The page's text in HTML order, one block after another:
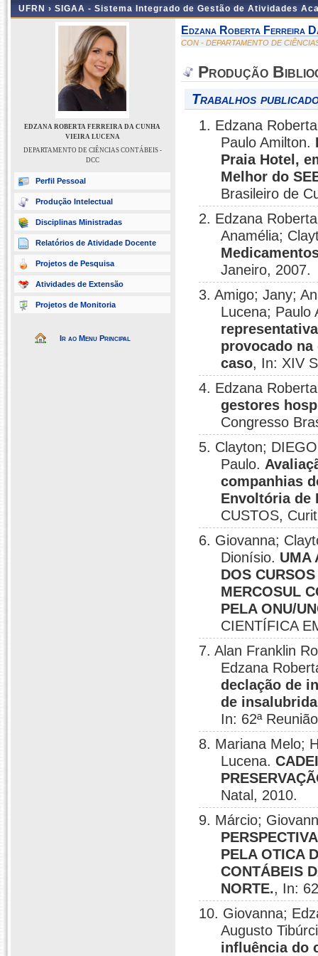
UFRN › SIGAA - Sistema Integrado de Gestão de Atividades
EDZANA ROBERTA FERREIRA DA CUNHA
VIEIRA LUCENA
DEPARTAMENTO DE CIÊNCIAS CONTÁBEIS -
DCC
Perfil Pessoal
Produção Intelectual
Disciplinas Ministradas
Relatórios de Atividade Docente
Projetos de Pesquisa
Atividades de Extensão
Projetos de Monitoria
Ir ao Menu Principal
Edzana Roberta Ferreira
CON - DEPARTAMENTO DE
Produção
Trabalhos
1. Edzana
Paulo Amilton.
Praia Hotel,
Melhor do
Brasileiro de
2. Edzana
Anamélia;
Janeiro, 2007.
3. Amigo; Jany;
Lucena; Paulo
provocado
caso, In: XIV
4. Edzana
gestores
Congresso
5. Clayton;
Paulo.
companhias
Envoltória de
CUSTOS,
6. Giovanna;
Dionísio. UMA
DOS
MERCOSUL
PELA ONU/
CIENTÍFICA
7. Alan Franklin
Edzana
declação de
de
In: 62ª
8. Mariana Melo;
Lucena.
Natal, 2010.
9. Márcio;
PELA OTICA
CONTÁBEIS
NORTE., In:
10. Giovanna;
Augusto
influência do